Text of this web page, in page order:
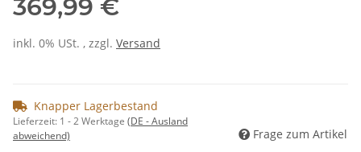
369,99 €
inkl. 0% USt. , zzgl. Versand
Knapper Lagerbestand
Lieferzeit: 1 - 2 Werktage (DE - Ausland
abweichend)
Frage zum Artikel